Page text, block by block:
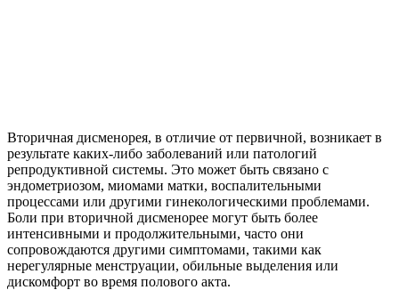
Вторичная дисменорея, в отличие от первичной, возникает в
результате каких-либо заболеваний или патологий
репродуктивной системы. Это может быть связано с
эндометриозом, миомами матки, воспалительными
процессами или другими гинекологическими проблемами.
Боли при вторичной дисменорее могут быть более
интенсивными и продолжительными, часто они
сопровождаются другими симптомами, такими как
нерегулярные менструации, обильные выделения или
дискомфорт во время полового акта.